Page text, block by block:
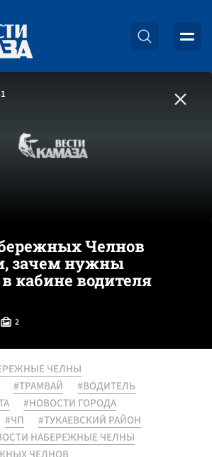
Челнов
зачем нужны
кабине водителя
2
ЧЕЛНЫ
#ТРАМВАЙ
#ВОДИТЕЛЬ
#НОВОСТИ ГОРОДА
#ЧП
#ТУКАЕВСКИЙ РАЙОН
НАБЕРЕЖНЫЕ ЧЕЛНЫ